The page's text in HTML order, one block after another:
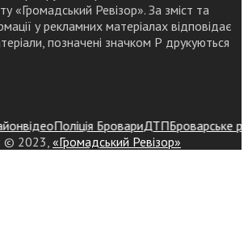
«Громадський Ревізор». За зміст та
у рекламних матеріалах відповідає
позначені значком Р друкуються
відеоПоліція БровариДТПБроварське
© 2023, «Громадський Ревізор»